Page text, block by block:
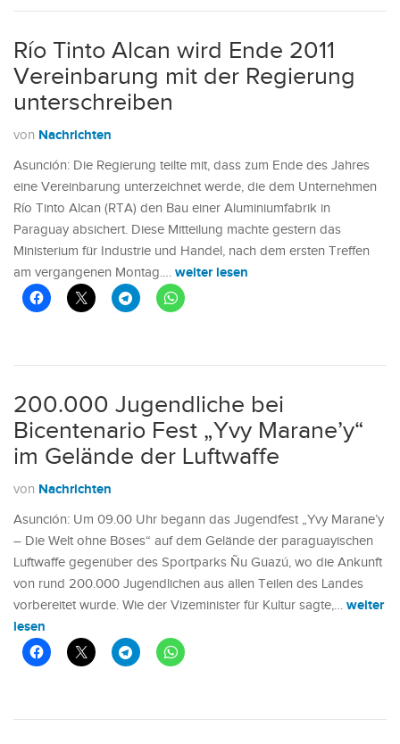
Río Tinto Alcan wird Ende 2011
Vereinbarung mit der Regierung
unterschreiben
von Nachrichten
Asunción: Die Regierung teilte mit, dass zum Ende des Jahres
eine Vereinbarung unterzeichnet werde, die dem Unternehmen
Río Tinto Alcan (RTA) den Bau einer Aluminiumfabrik in
Paraguay absichert. Diese Mitteilung machte gestern das
Ministerium für Industrie und Handel, nach dem ersten Treffen
am vergangenen Montag.… weiter lesen
200.000 Jugendliche bei
Bicentenario Fest „Yvy Marane’y“
im Gelände der Luftwaffe
von Nachrichten
Asunción: Um 09.00 Uhr begann das Jugendfest „Yvy Marane’y
– Die Welt ohne Böses“ auf dem Gelände der paraguayischen
Luftwaffe gegenüber des Sportparks Ñu Guazú, wo die Ankunft
von rund 200.000 Jugendlichen aus allen Teilen des Landes
vorbereitet wurde. Wie der Vizeminister für Kultur sagte,… weiter
lesen